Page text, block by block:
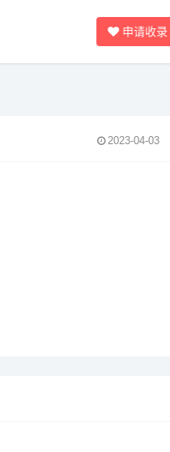
申请收录
2023-04-03